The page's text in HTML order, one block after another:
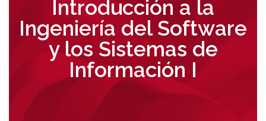
la
navegación
Introducción a la
Ingeniería del Software
y los Sistemas de
Información I